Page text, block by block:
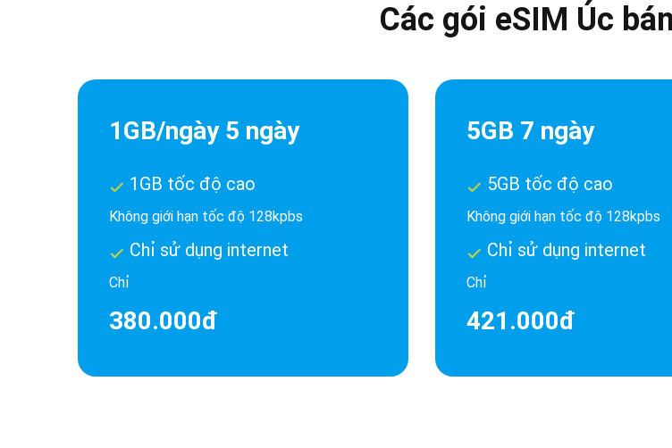
Các gói eSIM Úc
1GB/ngày 5 ngày
1GB tốc độ cao
Không giới hạn tốc độ 128kpbs
Chỉ sử dụng internet
Chỉ
380.000đ
5GB 7 ngày
5GB tốc độ cao
Không giới hạn tốc độ 128kpbs
Chỉ sử dụng internet
Chỉ
421.000đ